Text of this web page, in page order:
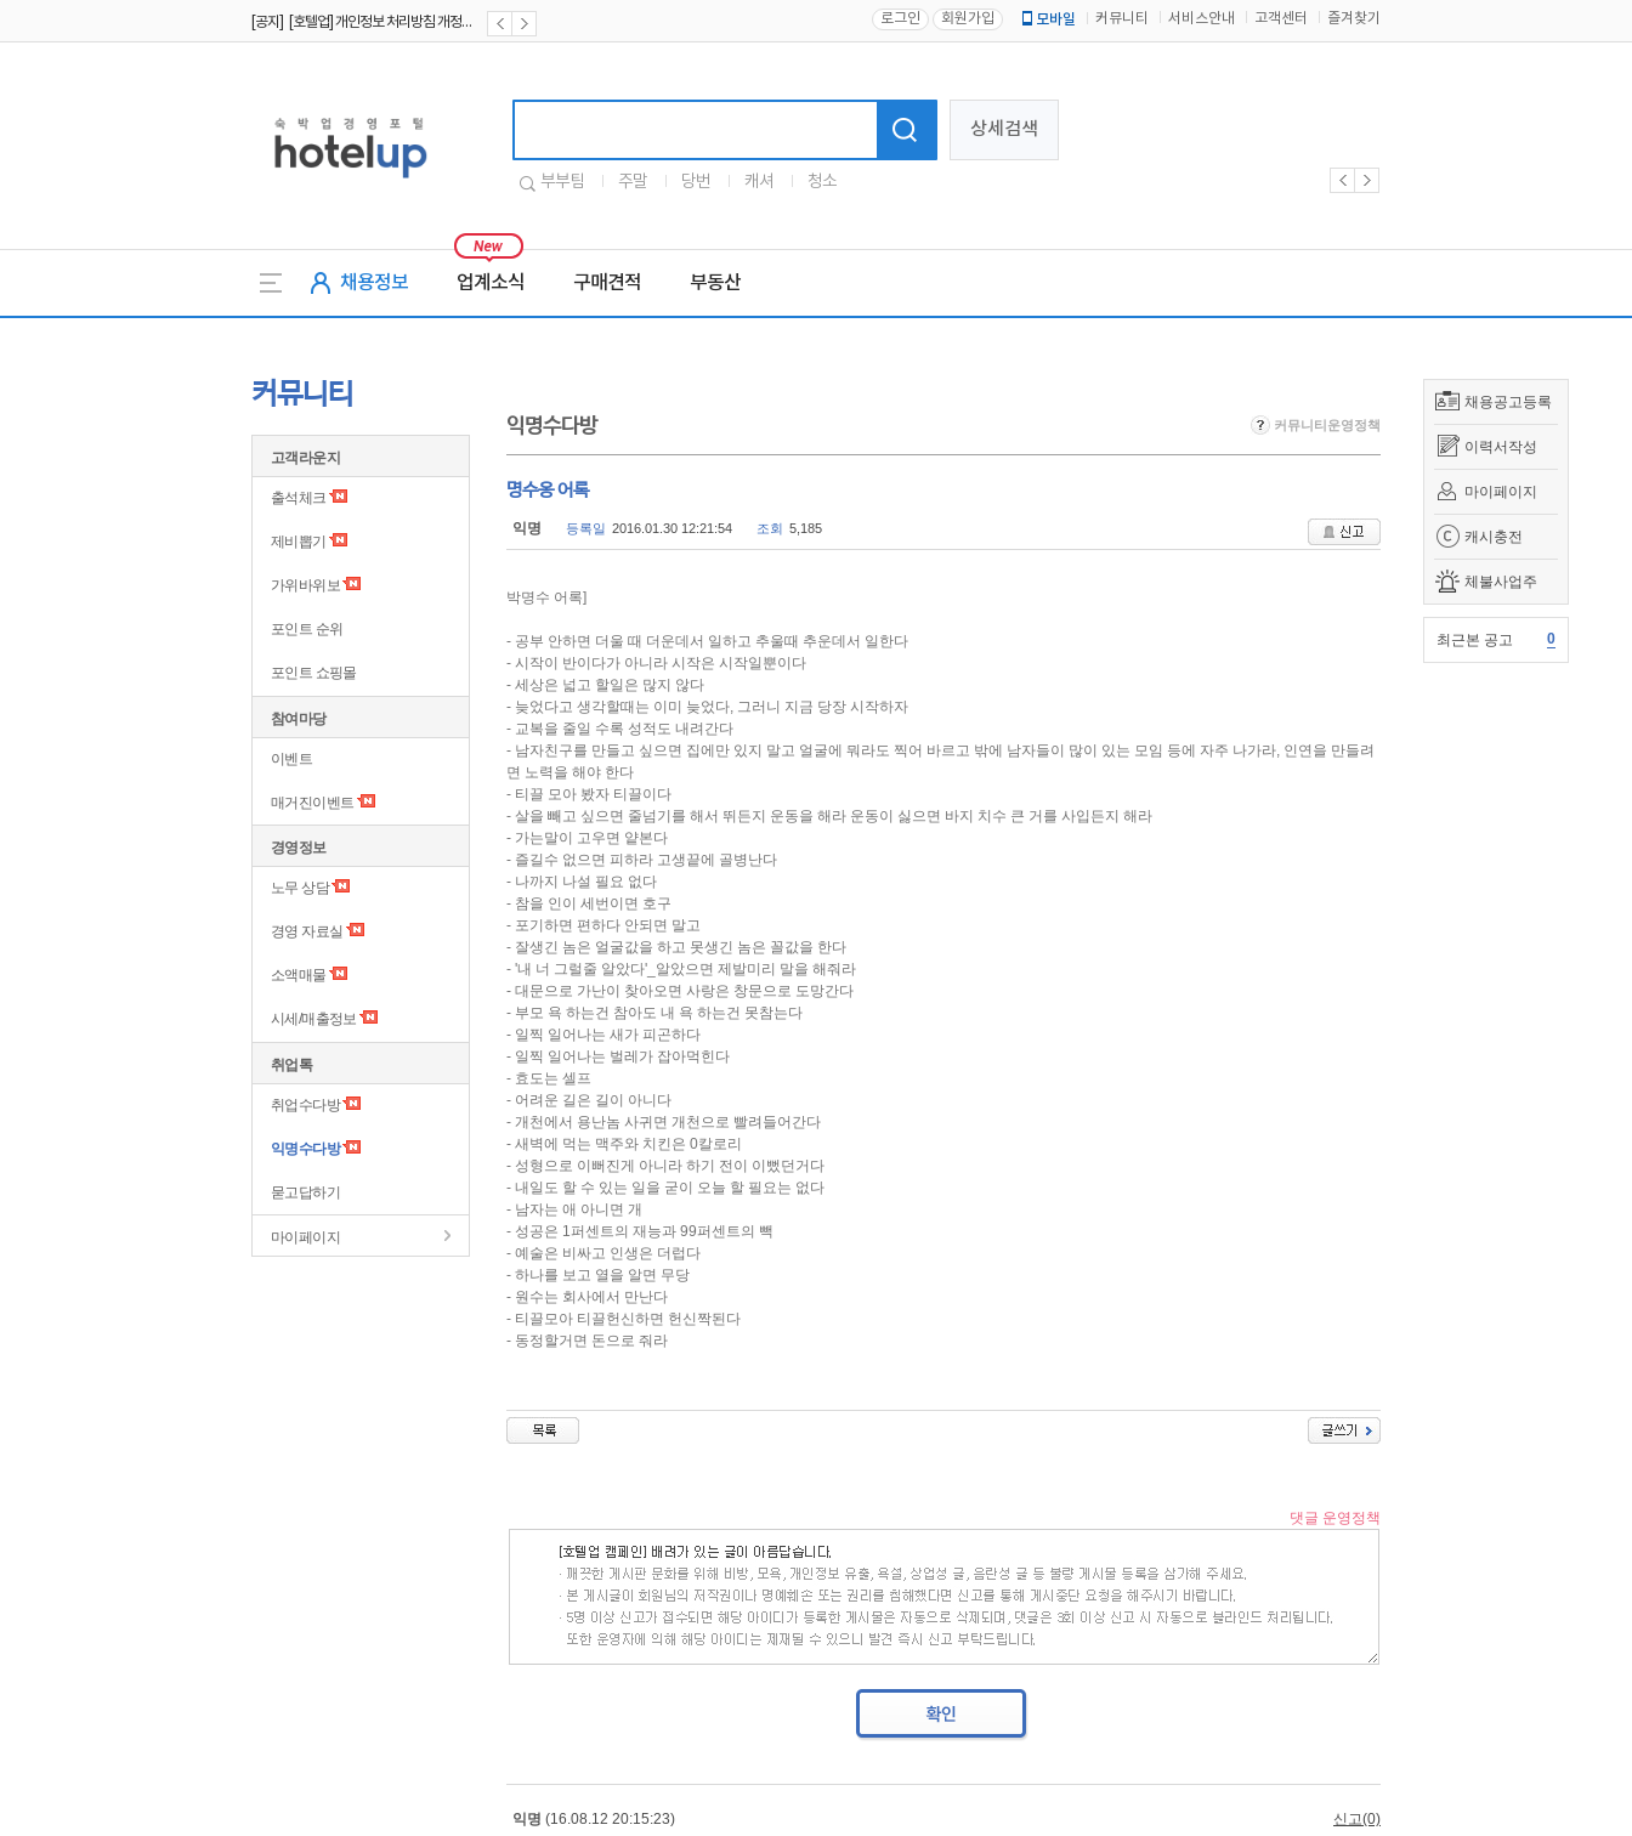
[공지] [호텔업] 개인정보 처리방침 개정본1 (19.09.02) 로그인 회원가입 모바일 커뮤니티 서비스안내 고객센터 즐겨찾기
상세검색
부부팀 주말 당번 캐셔 청소
채용정보 업계소식 구매견적 부동산
채용공고등록
이력서작성
마이페이지
캐시충전
체불사업주
최근본 공고 0
커뮤니티
고객라운지
출석체크
제비뽑기
가위바위보
포인트 순위
포인트 쇼핑몰
참여마당
이벤트
매거진이벤트
경영정보
노무 상담
경영 자료실
소액매물
시세/매출정보
취업톡
취업수다방
익명수다방
묻고답하기
마이페이지
익명수다방 커뮤니티운영정책
명수옹 어록
익명 등록일 2016.01.30 12:21:54 조회 5,185
박명수 어록]
- 공부 안하면 더울 때 더운데서 일하고 추울때 추운데서 일한다
- 시작이 반이다가 아니라 시작은 시작일뿐이다
- 세상은 넓고 할일은 많지 않다
- 늦었다고 생각할때는 이미 늦었다, 그러니 지금 당장 시작하자
- 교복을 줄일 수록 성적도 내려간다
- 남자친구를 만들고 싶으면 집에만 있지 말고 얼굴에 뭐라도 찍어 바르고 밖에 남자들이 많이 있는 모임 등에 자주 나가라, 인연을 만들려
면 노력을 해야 한다
- 티끌 모아 봤자 티끌이다
- 살을 빼고 싶으면 줄넘기를 해서 뛰든지 운동을 해라 운동이 싫으면 바지 치수 큰 거를 사입든지 해라
- 가는말이 고우면 얕본다
- 즐길수 없으면 피하라 고생끝에 골병난다
- 나까지 나설 필요 없다
- 참을 인이 세번이면 호구
- 포기하면 편하다 안되면 말고
- 잘생긴 놈은 얼굴값을 하고 못생긴 놈은 꼴값을 한다
- '내 너 그럴줄 알았다'_알았으면 제발미리 말을 해줘라
- 대문으로 가난이 찾아오면 사랑은 창문으로 도망간다
- 부모 욕 하는건 참아도 내 욕 하는건 못참는다
- 일찍 일어나는 새가 피곤하다
- 일찍 일어나는 벌레가 잡아먹힌다
- 효도는 셀프
- 어려운 길은 길이 아니다
- 개천에서 용난놈 사귀면 개천으로 빨려들어간다
- 새벽에 먹는 맥주와 치킨은 0칼로리
- 성형으로 이뻐진게 아니라 하기 전이 이뻤던거다
- 내일도 할 수 있는 일을 굳이 오늘 할 필요는 없다
- 남자는 애 아니면 개
- 성공은 1퍼센트의 재능과 99퍼센트의 빽
- 예술은 비싸고 인생은 더럽다
- 하나를 보고 열을 알면 무당
- 원수는 회사에서 만난다
- 티끌모아 티끌헌신하면 헌신짝된다
- 동정할거면 돈으로 줘라